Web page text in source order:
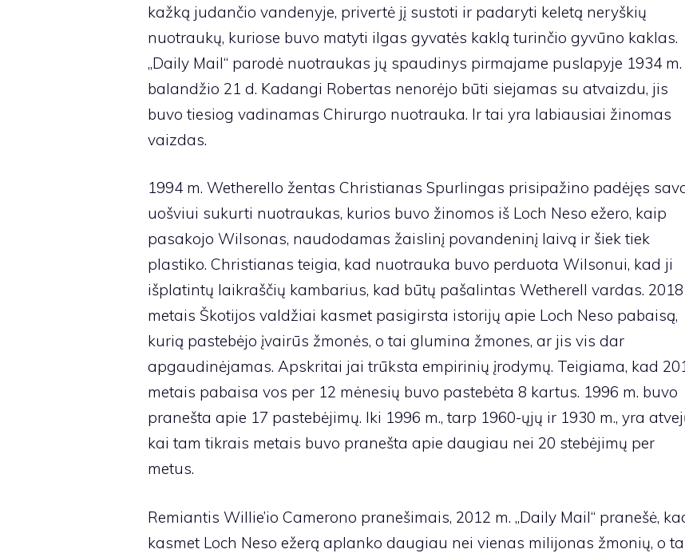
kažką judančio vandenyje, privertė jį sustoti ir padaryti keletą neryškių
nuotraukų, kuriose buvo matyti ilgas gyvatės kaklą turinčio gyvūno kaklas.
„Daily Mail“ parodė nuotraukas jų spaudinys pirmajame puslapyje 1934 m.
balandžio 21 d. Kadangi Robertas nenorėjo būti siejamas su atvaizdu, jis
buvo tiesiog vadinamas Chirurgo nuotrauka. Ir tai yra labiausiai žinomas
vaizdas.
1994 m. Wetherello žentas Christianas Spurlingas prisipažino padėjęs
uošviui sukurti nuotraukas, kurios buvo žinomos iš Loch Neso ežero, kaip
pasakojo Wilsonas, naudodamas žaislinį povandeninį laivą ir šiek tiek
plastiko. Christianas teigia, kad nuotrauka buvo perduota Wilsonui, kad ji
išplatintų laikraščių kambarius, kad būtų pašalintas Wetherell vardas. 2018
metais Škotijos valdžiai kasmet pasigirsta istorijų apie Loch Neso pabaisą,
kurią pastebėjo įvairūs žmonės, o tai glumina žmones, ar jis vis dar
apgaudinėjamas. Apskritai jai trūksta empirinių įrodymų. Teigiama, kad
metais pabaisa vos per 12 mėnesių buvo pastebėta 8 kartus. 1996 m. buvo
pranešta apie 17 pastebėjimų. Iki 1996 m., tarp 1960-ųjų ir 1930 m., yra
kai tam tikrais metais buvo pranešta apie daugiau nei 20 stebėjimų per
metus.
Remiantis Willie’io Camerono pranešimais, 2012 m. „Daily Mail“ pranešė,
kasmet Loch Neso ežerą aplanko daugiau nei vienas milijonas žmonių, o